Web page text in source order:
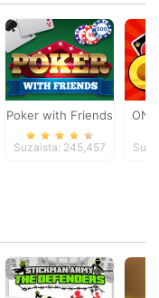
Poker with Friends
Suzaista: 245,457